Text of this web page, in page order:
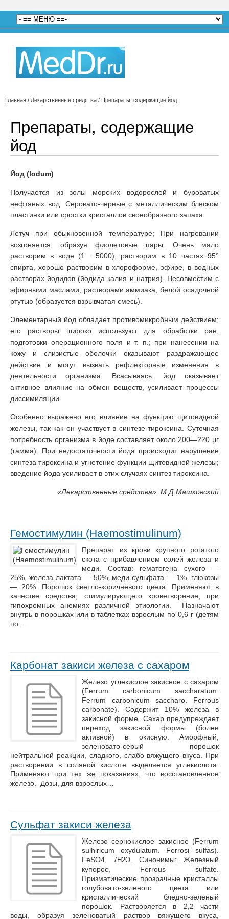
Главная / Лекарственные средства / Препараты, содержащие йод
Препараты, содержащие
йод
Йод (lodum)
Получается из золы морских водорослей и буроватых
нефтяных вод. Серовато-черные с металлическим блеском
пластинки или сростки кристаллов своеобразного запаха.
Летуч при обыкновенной температуре; При нагревании
возгоняется, образуя фиолетовые пары. Очень мало
растворим в воде (1 : 5000), растворим в 10 частях 95°
спирта, хорошо растворим в хлороформе, эфире, в водных
растворах йодидов (йодида калия и натрия). Несовместим с
эфирными маслами, растворами аммиака, белой осадочной
ртутью (образуется взрывчатая смесь).
Элементарный йод обладает противомикробным действием;
его растворы широко используют для обработки ран,
подготовки операционного поля и т. п.; при нанесении на
кожу и слизистые оболочки оказывают раздражающее
действие и могут вызвать рефлекторные изменения в
деятельности организма. Всасываясь, йод оказывает
активное влияние на обмен веществ, усиливает процессы
диссимиляции.
Особенно выражено его влияние на функцию щитовидной
железы, так как он участвует в синтезе тироксина. Суточная
потребность организма в йоде составляет около 200—220 μг
(гамма). При недостаточности йода происходит нарушение
синтеза тироксина и угнетение функции щитовидной железы;
введение йода усиливает в этих случаях синтез тироксина.
«Лекарственные средства», М.Д.Машковский
Гемостимулин (Haemostimulinum)
Препарат из крови крупного рогатого
скота с прибавлением солей железа и
меди. Состав: гематогена сухого —
25%, железа лактата — 50%, меди сульфата — 1%, глюкозы
— 20%. Порошок светло-коричневого цвета. Применяют в
качестве средства, стимулирующего кроветворение, при
гипохромных анемиях различной этиологии. Назначают
внутрь в порошках или в таблетках взрослым по 0,6 г (детям
по…
Карбонат закиси железа с сахаром
Железо углекислое закисное с сахаром
(Ferrum carbonicum saccharatum.
Ferrum carbonicum saccharo. Ferrous
carbonate). Содержит 10% железа в
закисной форме. Сахар предупреждает
переход закисной формы (более
активной) в окисную. Аморфный,
зеленовато-серый порошок
нейтральной реакции, сладкого, слабо вяжущего вкуса. При
растворении в соляной кислоте выделяется углекислота.
Применяют при тех же показаниях, что восстановленное
железо. Дозы, для взрослых…
Сульфат закиси железа
Железо сернокислое закисное (Ferrum
sulhiricum oxydulatum. Ferrosi sulfas).
FeSО4,
7H2O . Синонимы: Железный
купорос, Ferrous sulfate.
Призматические прозрачные кристаллы
голубовато-зеленого цвета или
кристаллический бледно-зеленый
порошок. Растворяется в 2,2 части
воды, образуя зеленоватый раствор вяжущего вкуса,